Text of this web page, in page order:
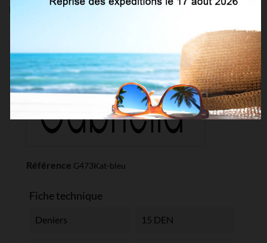
Elasthanne (15%) et soie polyamide (85%)
Référence G473Kat-bleu
Fiche technique
Deniers 15 DEN